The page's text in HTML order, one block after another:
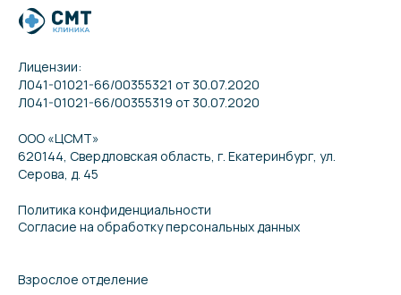
Лицензии:
Л041-01021-66/00355321 от 30.07.2020
Л041-01021-66/00355319 от 30.07.2020
ООО «ЦСМТ»
620144, Свердловская область, г. Екатеринбург, ул.
Серова, д. 45
Политика конфиденциальности
Согласие на обработку персональных данных
Взрослое отделение